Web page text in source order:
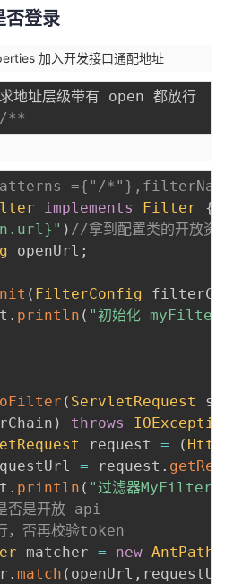
否登录
加入开发接口通配地址
地址层级带有 open 都放行
={"/
implements Filter
{
) //拿到配置类的开放资
openUrl ;
( FilterConfig
. println ( "初始化 myFilter
( ServletRequest
) throws
request = (
= request .
. println ( "过滤器MyFilter拦
否是开放 api
，否再校验token
matcher = new
. match ( openUrl ,